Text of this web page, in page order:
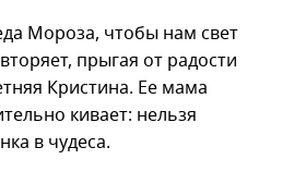
Мороза, чтобы нам свет
прыгая от радости
Кристина. Ее мама
кивает: нельзя
в чудеса.